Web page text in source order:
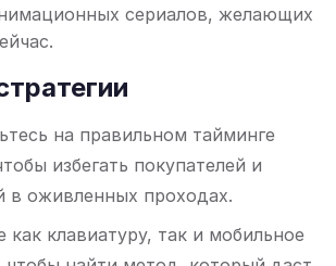
сериалов, желающих
на правильном тайминге
избегать покупателей и
в оживленных проходах.
как клавиатуру, так и мобильное